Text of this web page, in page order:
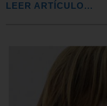
LEER ARTÍCULO...